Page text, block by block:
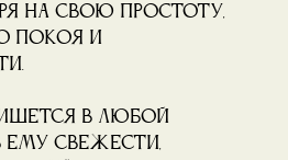
на свою простоту,
покоя и
в любой
ему свежести,